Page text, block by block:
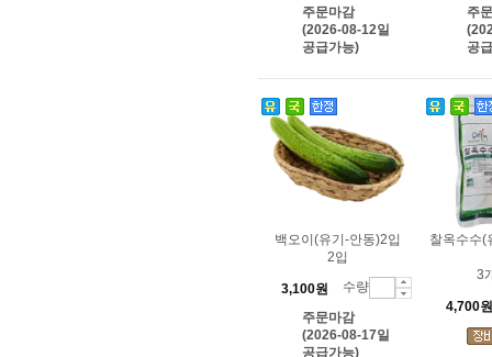
주문마감
(2026-08-12일
공급가능)
주
공
백오이(유기-안동)2입
2입
3,100원
수량
주문마감
(2026-08-17일
공급가능)
찰옥수수(
3
4,700원